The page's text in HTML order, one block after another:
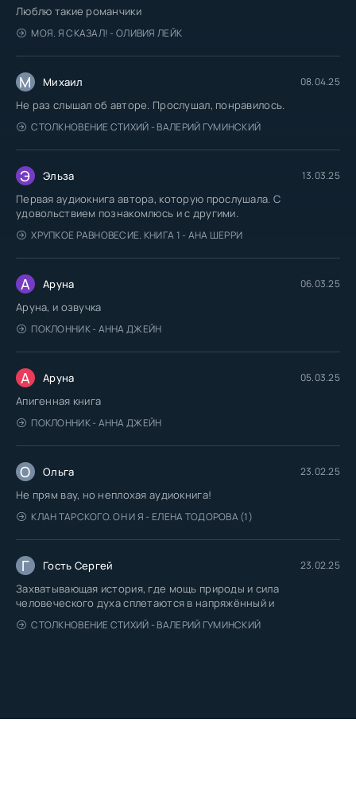
Люблю такие романчики
МОЯ. Я СКАЗАЛ! - ОЛИВИЯ ЛЕЙК
М Михаил 08.04.25
Не раз слышал об авторе. Прослушал, понравилось.
СТОЛКНОВЕНИЕ СТИХИЙ - ВАЛЕРИЙ ГУМИНСКИЙ
Э Эльза 13.03.25
Первая аудиокнига автора, которую прослушала. С
удовольствием познакомлюсь и с другими.
ХРУПКОЕ РАВНОВЕСИЕ. КНИГА 1 - АНА ШЕРРИ
А Аруна 06.03.25
Аруна, и озвучка
ПОКЛОННИК - АННА ДЖЕЙН
А Аруна 05.03.25
Апигенная книга
ПОКЛОННИК - АННА ДЖЕЙН
О Ольга 23.02.25
Не прям вау, но неплохая аудиокнига!
КЛАН ТАРСКОГО. ОН И Я - ЕЛЕНА ТОДОРОВА (1)
Г Гость Сергей 23.02.25
Захватывающая история, где мощь природы и сила
человеческого духа сплетаются в напряжённый и
СТОЛКНОВЕНИЕ СТИХИЙ - ВАЛЕРИЙ ГУМИНСКИЙ